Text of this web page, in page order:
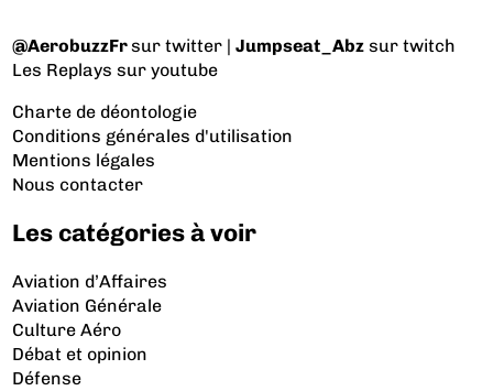
@AerobuzzFrsur twitter |Jumpseat_Abz sur twitch
Les Replays sur youtube
Charte de déontologie
Conditions générales d'utilisation
Mentions légales
Nous contacter
Les catégories à voir
Aviation d’Affaires
Aviation Générale
Culture Aéro
Débat et opinion
Défense